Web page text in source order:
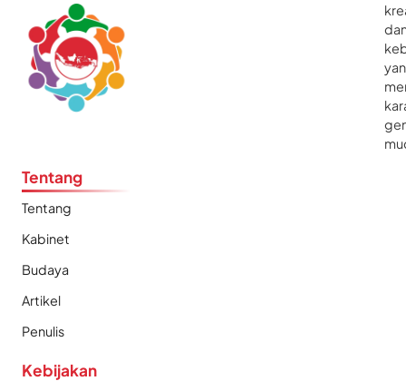
Tentang
Tentang
Kabinet
Budaya
Artikel
Penulis
Kebijakan